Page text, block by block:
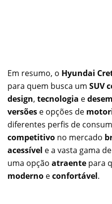
Em resumo, o Hyundai
para quem busca um SUV
design, tecnologia e
versões e opções de
diferentes perfis de
competitivo no mercado
acessível e a vasta gama de
uma opção atraente para
moderno econfortável.